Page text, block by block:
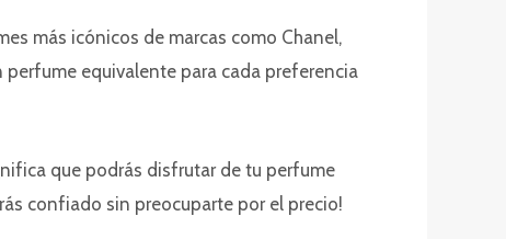
más icónicos de marcas como Chanel,
perfume equivalente para cada preferencia
que podrás disfrutar de tu perfume
confiado sin preocuparte por el precio!